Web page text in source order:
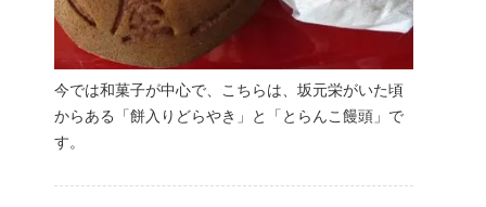
今では和菓子が中心で、こちらは、坂元栄がいた頃
からある「餅入りどらやき」と「とらんこ饅頭」で
す。